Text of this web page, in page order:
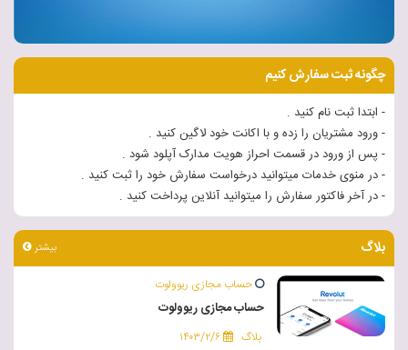
چگونه ثبت سفارش کنیم
- ابتدا ثبت نام کنید .
- ورود مشتریان را زده و با اکانت خود لاگین کنید .
- پس از ورود در قسمت احراز هویت مدارک آپلود شود .
- در منوی خدمات میتوانید درخواست سفارش خود را ثبت کنید .
- در آخر فاکتور سفارش را میتوانید آنلاین پرداخت کنید .
بلاگ بیشتر
حساب مجازی ریوولوت
حساب مجازی ریوولوت
بلاگ ۱۴۰۳/۲/۶